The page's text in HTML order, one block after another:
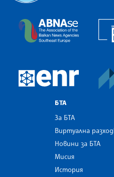
The
European
БТА
За БТА
Виртуална
Новини за БТА
Мисия
История